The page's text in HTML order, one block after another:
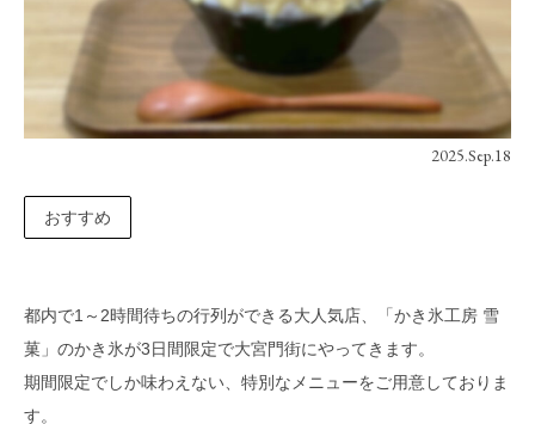
2025.Sep.18
おすすめ
都内で1～2時間待ちの行列ができる大人気店、「かき氷工房 雪
菓」のかき氷が3日間限定で大宮門街にやってきます。
期間限定でしか味わえない、特別なメニューをご用意しておりま
す。